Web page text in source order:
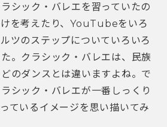
シック・バレエを習っていたの
を考えたり、YouTubeをいろ
ツのステップについていろいろ
。クラシック・バレエは、民族
のダンスとは違いますよね。で
シック・バレエが一番しっくり
ているイメージを思い描いてみ